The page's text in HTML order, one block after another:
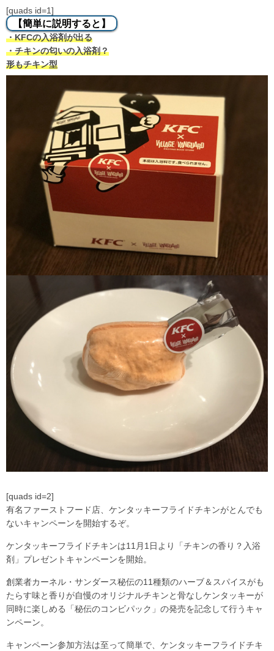
[quads id=1]
【簡単に説明すると】
・KFCの入浴剤が出る
・チキンの匂いの入浴剤？
形もチキン型
[quads id=2]
有名ファーストフード店、ケンタッキーフライドチキンがとんでも
ないキャンペーンを開始するぞ。
ケンタッキーフライドチキンは11月1日より「チキンの香り？入浴
剤」プレゼントキャンペーンを開始。
創業者カーネル・サンダース秘伝の11種類のハーブ＆スパイスがも
たらす味と香りが自慢のオリジナルチキンと骨なしケンタッキーが
同時に楽しめる「秘伝のコンビパック」の発売を記念して行うキャ
ンペーン。
キャンペーン参加方法は至って簡単で、ケンタッキーフライドチキ